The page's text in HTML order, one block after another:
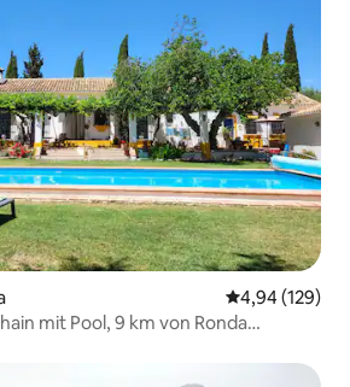
4,94 (129)
mit Pool, 9 km von Ronda